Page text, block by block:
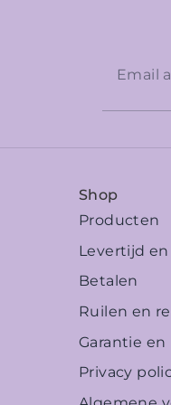
Shop
Producten
Levertijd
Betalen
Ruilen en
Garantie
Privacy